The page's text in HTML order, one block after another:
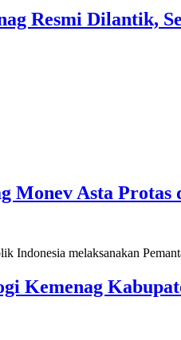
Resmi Dilantik,
Asta Protas
Indonesia melaksanakan
Kemenag